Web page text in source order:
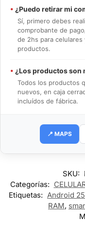
• ¿Puedo retirar mi
Sí, primero debes
comprobante de
de 2hs para
productos.
• ¿Los productos son
Todos los productos
nuevos, en caja
incluídos de fábrica.
📍 MAPS
SKU:
Categorías:
Etiquetas: Android
RAM,